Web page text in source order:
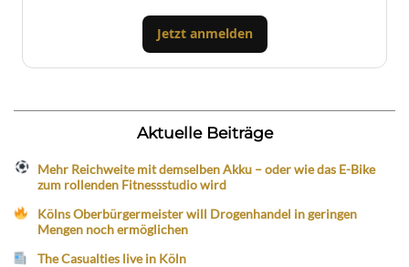
Jetzt anmelden
Aktuelle Beiträge
Mehr Reichweite mit demselben Akku – oder wie das E-Bike
zum rollenden Fitnessstudio wird
Kölns Oberbürgermeister will Drogenhandel in geringen
Mengen noch ermöglichen
The Casualties live in Köln